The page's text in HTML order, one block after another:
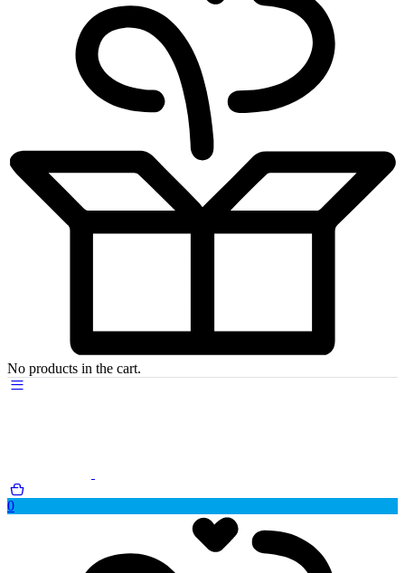
No products in the cart.
0